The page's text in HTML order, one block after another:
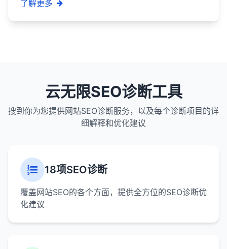
了解更多
云无限SEO诊断工具
搜到你为您提供网站SEO诊断服务，以及每个诊断项目的详
细解释和优化建议
18项SEO诊断
覆盖网站SEO的各个方面，提供全方位的SEO诊断优
化建议